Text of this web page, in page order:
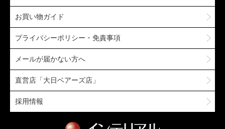
お買い物ガイド
プライバシーポリシー・免責事項
メールが届かない方へ
直営店「大日ベアーズ店」
採用情報